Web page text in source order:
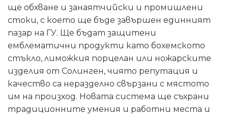
ще обхване и занаятчийски и промишлени
стоки, с което ще бъде завършен единният
пазар на ГУ. Ще бъдат защитени
емблематични продукти като бохемското
стъкло, лиможкия порцелан или ножарските
изделия от Солинген, чиято репутация и
качество са неразделно свързани с мястото
им на произход. Новата система ще съхрани
традиционните умения и работни места и